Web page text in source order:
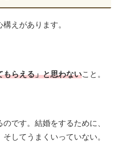
えがあります。
もらえる」と思わないこと。
です。結婚をするために、
してうまくいっていない。